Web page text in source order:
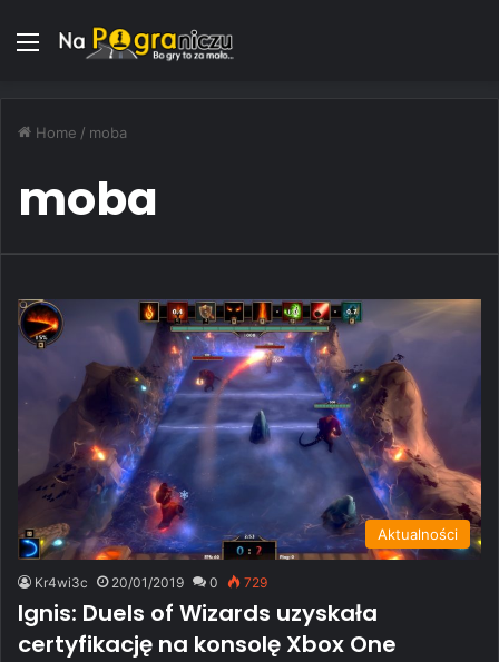
Menu
Home / moba
moba
Aktualności
Kr4wi3c 20/01/2019 0 729
Ignis: Duels of Wizards uzyskała
certyfikację na konsolę Xbox One